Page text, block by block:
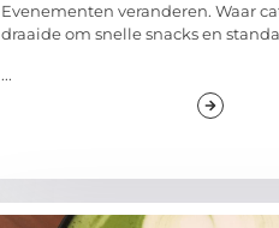
Evenementen veranderen. Waar
draaide om snelle snacks en
...